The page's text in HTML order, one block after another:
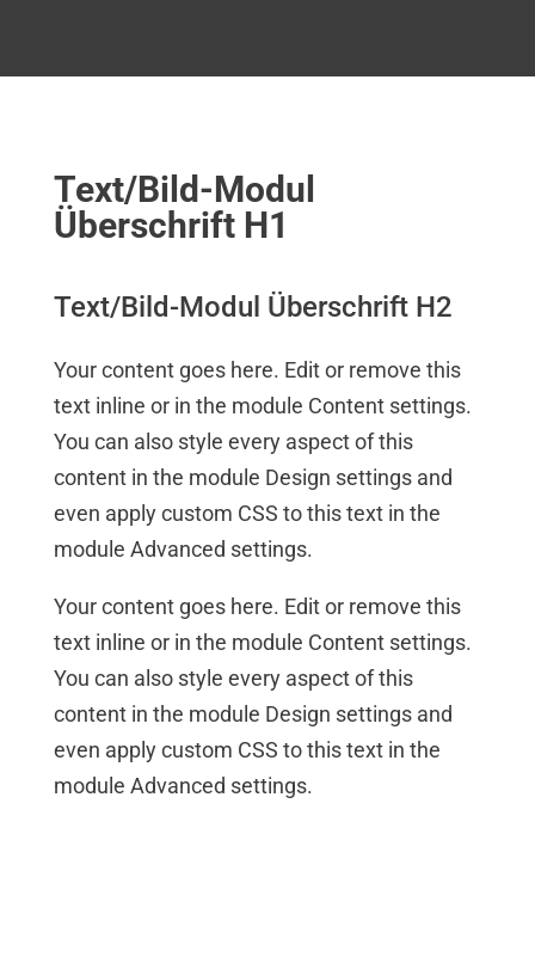
Text/Bild-Modul
Überschrift H1
Text/Bild-Modul Überschrift H2
Your content goes here. Edit or remove this
text inline or in the module Content settings.
You can also style every aspect of this
content in the module Design settings and
even apply custom CSS to this text in the
module Advanced settings.
Your content goes here. Edit or remove this
text inline or in the module Content settings.
You can also style every aspect of this
content in the module Design settings and
even apply custom CSS to this text in the
module Advanced settings.